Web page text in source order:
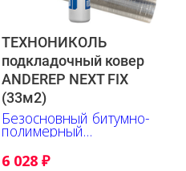
ТЕХНОНИКОЛЬ
подкладочный ковер
ANDEREP NEXT FIX
(33м2)
Безосновный битумно-
полимерный
подкладочный ковер
механического крепления
6 028 ₽